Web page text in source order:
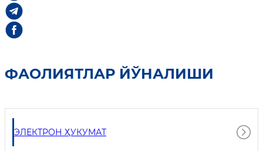
ФАОЛИЯТЛАР ЙЎНАЛИШИ
ЭЛЕКТРОН ҲУКУМАТ